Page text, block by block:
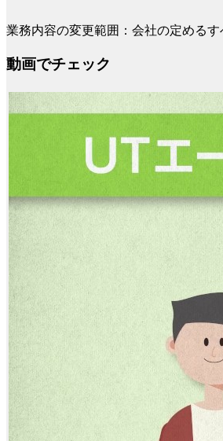
業務内容の変更範囲：会社の定めるす
動画でチェック